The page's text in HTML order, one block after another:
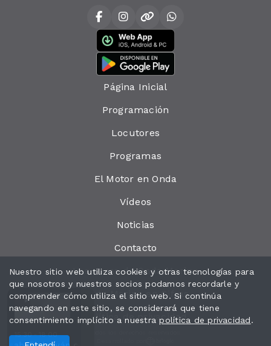
15:30 - 18:00
Página Inicial
Programación
Locutores
Programas
El Motor en Onda
Vídeos
Noticias
Contacto
Las cosas de Onda Marina
Onda Marina en Cifras
Política de privacidad
Nuestro sitio web utiliza cookies y otras tecnologías para
que nosotros y nuestros socios podamos recordarle y
comprender cómo utiliza el sitio web. Si continúa
navegando en este sitio, se considerará que tiene
consentimiento implícito a nuestrapolítica de privacidad.